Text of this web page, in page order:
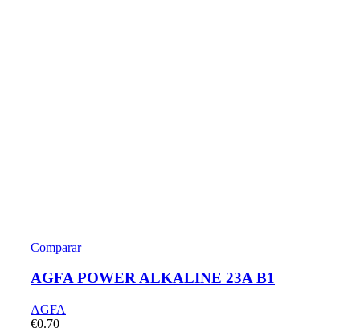
Comparar
AGFA POWER ALKALINE 23A B1
AGFA
€0.70